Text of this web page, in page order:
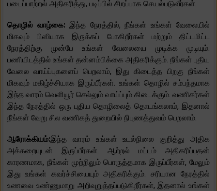
படைப்பாற்றல் அதிகரித்து, படிப்பில் சிறப்பாக செயல்படுவீர்கள்.
தொழில் வாழ்கை: இந்த நேரத்தில், நீங்கள் உங்கள் வேலையில்
மிகவும் பிஸியாக இருக்கப் போகிறீர்கள் மற்றும் திட்டமிட்ட
நேரத்திற்கு முன்பே உங்கள் வேலையை முடிக்க முடியும்.
பணியிடத்தில் உங்கள் தன்னம்பிக்கை அதிகரிக்கும். நீங்கள் புதிய
வேலை வாய்ப்புகளைப் பெறலாம், இது கிடைத்த பிறகு நீங்கள்
மிகவும் மகிழ்ச்சியாக இருப்பீர்கள். உங்கள் தொழில் சம்பந்தமாக
இந்த வாரம் வெளியூர் செல்லும் வாய்ப்பும் கிடைக்கும். வணிகர்கள்
இந்த நேரத்தில் ஒரு புதிய தொழிலைத் தொடங்கலாம், இதனால்
நீங்கள் வேறு சில வணிகத் துறையில் நிபுணத்துவம் பெறலாம்.
ஆரோக்கியம்:இந்த வாரம் உங்கள் உடல்நிலை குறித்து அதிக
அக்கறையுடன் இருப்பீர்கள். ஆற்றல் மட்டம் அதிகரிப்பதன்
காரணமாக, நீங்கள் முற்றிலும் பொருத்தமாக இருப்பீர்கள், மேலும்
இது உங்கள் கவர்ச்சியையும் அதிகரிக்கும். சரியான நேரத்தில்
உணவை உண்ணுமாறு அறிவுறுத்தப்படுகிறீர்கள், இதனால் உங்கள்